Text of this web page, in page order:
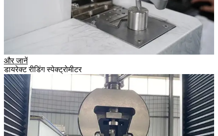
और जानें
डायरेक्ट रीडिंग स्पेक्ट्रोमीटर